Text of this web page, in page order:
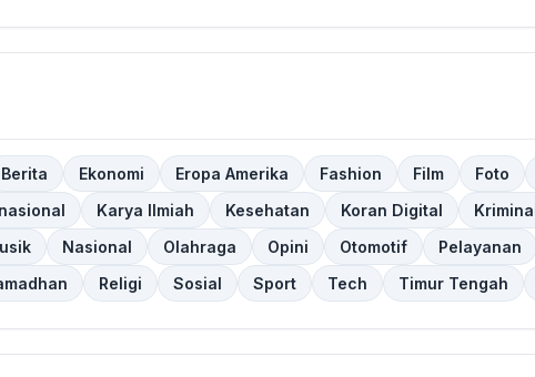
Berita Ekonomi Eropa Amerika Fashion Film Foto
Karya Ilmiah Kesehatan Koran Digital
Nasional Olahraga Opini Otomotif Pelayanan
Religi Sosial Sport Tech Timur Tengah